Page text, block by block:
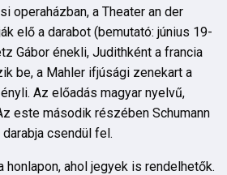
operaházban, a Theater an der
elő a darabot (bemutató: június 19-
Gábor énekli, Judithként a francia
be, a Mahler ifjúsági zenekart a
Az előadás magyar nyelvű,
este második részében Schumann
csendül fel.
honlapon, ahol jegyek is rendelhetők.